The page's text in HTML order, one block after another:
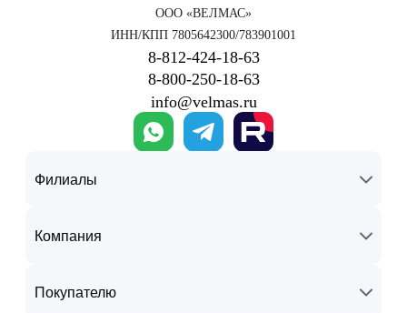
ООО «ВЕЛМАС»
ИНН/КПП 7805642300/783901001
8‑812‑424‑18‑63
8‑800‑250‑18‑63
info@velmas.ru
Филиалы
Компания
Покупателю